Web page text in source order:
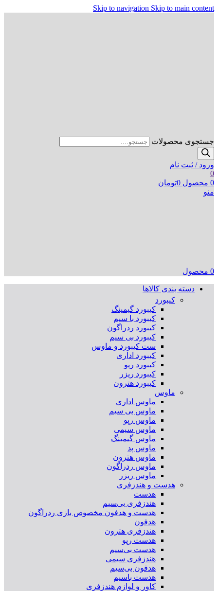
Skip to navigation Skip to main content
جستجوی محصولات
ورود / ثبت نام
0
0 محصول 0تومان
منو
0 محصول
دسته بندی کالاها
کیبورد
کیبورد گیمینگ
کیبورد با سیم
کیبورد ردراگون
کیبورد بی سیم
ست کیبورد و ماوس
کیبورد اداری
کیبورد رپو
کیبورد ریزر
کیبورد هترون
ماوس
ماوس اداری
ماوس بی سیم
ماوس رپو
ماوس سیمی
ماوس گیمینگ
ماوس پد
ماوس هترون
ماوس ردراگون
ماوس ریزر
هدست و هندزفری
هدست
هندزفری بی‌سیم
هدست و هدفون مخصوص بازی ردراگون
هدفون
هندزفری هترون
هدست رپو
هدست بی‌سیم
هندزفری سیمی
هدفون بی‌سیم
هدست باسیم
کاور و لوازم هندزفری